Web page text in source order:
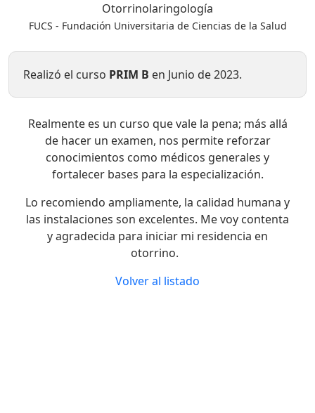
Otorrinolaringología
FUCS - Fundación Universitaria de Ciencias de la Salud
Realizó el curso PRIM B en Junio de 2023.
Realmente es un curso que vale la pena; más allá
de hacer un examen, nos permite reforzar
conocimientos como médicos generales y
fortalecer bases para la especialización.
Lo recomiendo ampliamente, la calidad humana y
las instalaciones son excelentes. Me voy contenta
y agradecida para iniciar mi residencia en
otorrino.
Volver al listado